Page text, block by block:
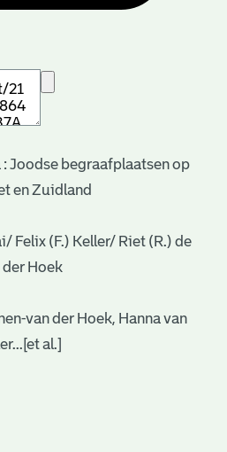
Joodse begraafplaatsen op
en Zuidland
Felix (F.) Keller/ Riet (R.) de
der Hoek
van der Hoek, Hanna van
al.]